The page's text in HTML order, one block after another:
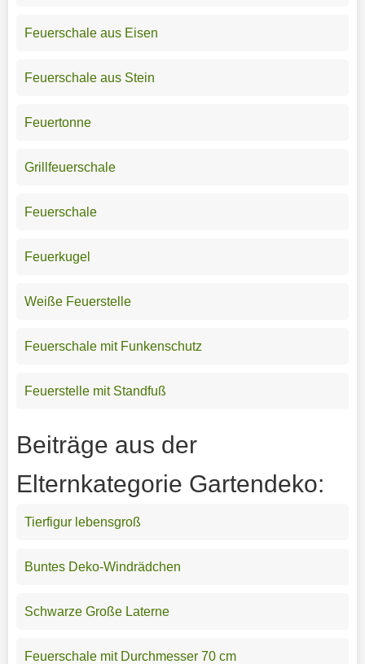
Feuerschale aus Eisen
Feuerschale aus Stein
Feuertonne
Grillfeuerschale
Feuerschale
Feuerkugel
Weiße Feuerstelle
Feuerschale mit Funkenschutz
Feuerstelle mit Standfuß
Beiträge aus der
Elternkategorie Gartendeko:
Tierfigur lebensgroß
Buntes Deko-Windrädchen
Schwarze Große Laterne
Feuerschale mit Durchmesser 70 cm